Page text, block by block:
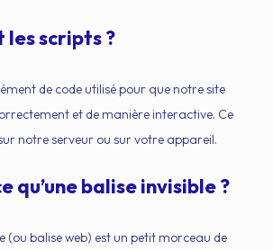
les scripts ?
de code utilisé pour que notre site
et de manière interactive. Ce
notre serveur ou sur votre appareil.
qu’une balise invisible ?
(ou balise web) est un petit morceau de